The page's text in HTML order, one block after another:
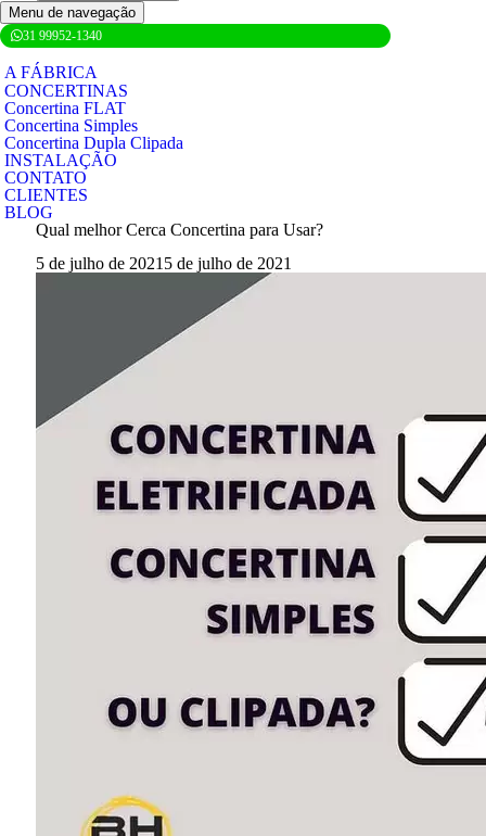
Menu de navegação
31 99952-1340
A FÁBRICA
CONCERTINAS
Concertina FLAT
Concertina Simples
Concertina Dupla Clipada
INSTALAÇÃO
CONTATO
CLIENTES
BLOG
Qual melhor Cerca Concertina para Usar?
5 de julho de 2021 5 de julho de 2021